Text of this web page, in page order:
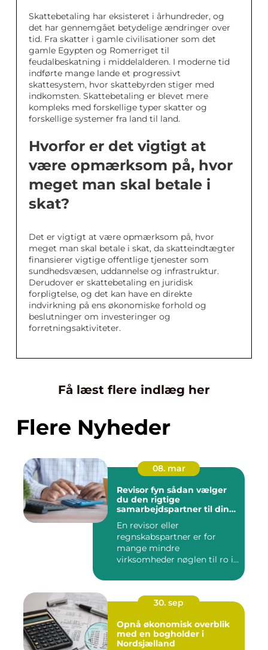
Skattebetaling har eksisteret i århundreder, og
det har gennemgået betydelige ændringer over
tid. Fra skatter i gamle civilisationer som det
gamle Egypten og Romerriget til
feudalbeskatning i middelalderen. I moderne tid
indførte mange lande et progressivt
skattesystem, hvor skattebyrden stiger med
indkomsten. Skattebetaling er blevet mere
kompleks med forskellige typer skatter og
forskellige systemer fra land til land.
Hvorfor er det vigtigt at
være opmærksom på, hvor
meget man skal betale i
skat?
Det er vigtigt at være opmærksom på, hvor
meget man skal betale i skat, da skatteindtægter
finansierer vigtige offentlige tjenester som
sundhedsvæsen, uddannelse og infrastruktur.
Derudover er skattebetaling en juridisk
forpligtelse, og det kan have en direkte
indvirkning på ens økonomiske forhold og
beslutninger om investeringer og
forretningsaktiviteter.
Få læst flere indlæg her
Flere Nyheder
08. mar
Revisor fyn sådan vælger
du den rigtige
samarbejdspartner til din
En revisor eller
regnskabspartner er for
mange mindre
virksomheder nøglen til ro i
30. sep
Opnå økonomisk overblik
med en bogholder i
Nordsjælland